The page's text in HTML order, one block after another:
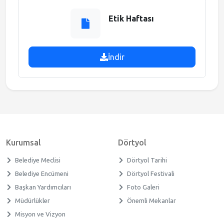
Muhtarlıklar
Etik Haftası
İndir
Kurumsal
Belediye Meclisi
Belediye Encümeni
Başkan Yardımcıları
Müdürlükler
Misyon ve Vizyon
Dörtyol
Dörtyol Tarihi
Dörtyol Festivali
Foto Galeri
Önemli Mekanlar